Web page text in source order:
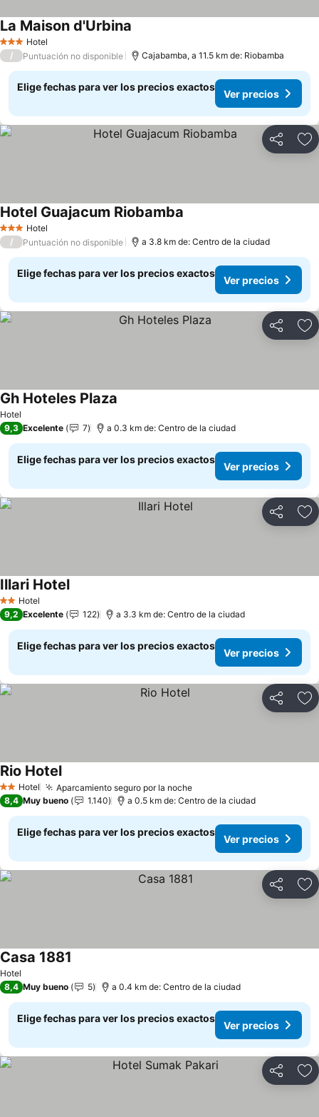
3 Estrellas
Hotel
La Maison d'Urbina
/ Puntuación no disponible Cajabamba, a 11.5 km de: Riobamba
Elige fechas para ver los precios exactos
Ver precios
Compartir
3 Estrellas
Hotel
Hotel Guajacum Riobamba
/ Puntuación no disponible a 3.8 km de: Centro de la ciudad
Elige fechas para ver los precios exactos
Ver precios
Compartir
Hotel
Gh Hoteles Plaza
9,3 Excelente 7 a 0.3 km de: Centro de la ciudad
Elige fechas para ver los precios exactos
Ver precios
Compartir
2 Estrellas
Hotel
Illari HotelVer precios
9,2 Excelente 122 a 3.3 km de: Centro de la ciudad
Elige fechas para ver los precios exactos
Ver precios
Compartir
2 Estrellas
Hotel Aparcamiento seguro por la nocheVer precios
Rio HotelVer precios
8,4 Muy bueno 1.140 a 0.5 km de: Centro de la ciudad
Elige fechas para ver los precios exactos
Ver precios
Compartir
Hotel
Casa 1881
8,4 Muy bueno 5 a 0.4 km de: Centro de la ciudad
Elige fechas para ver los precios exactos
Ver precios
Compartir